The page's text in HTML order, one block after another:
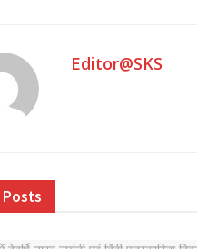
Editor@SKS
Posts